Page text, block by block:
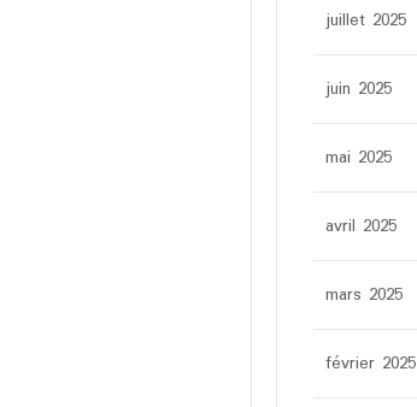
juillet 2025
juin 2025
mai 2025
avril 2025
mars 2025
février 2025